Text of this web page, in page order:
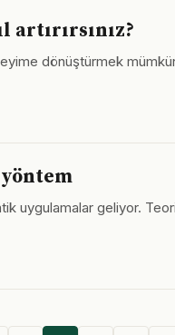
dönüştürmek
uygulamalar geliyor.